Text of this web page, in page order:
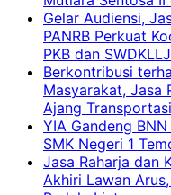
Gelar Audiensi,
PANRB Perkuat
PKB dan SWDKLLJ
Berkontribusi
Masyarakat, Jasa
Ajang
YIA Gandeng
SMK Negeri 1
Jasa Raharja dan
Akhiri Lawan